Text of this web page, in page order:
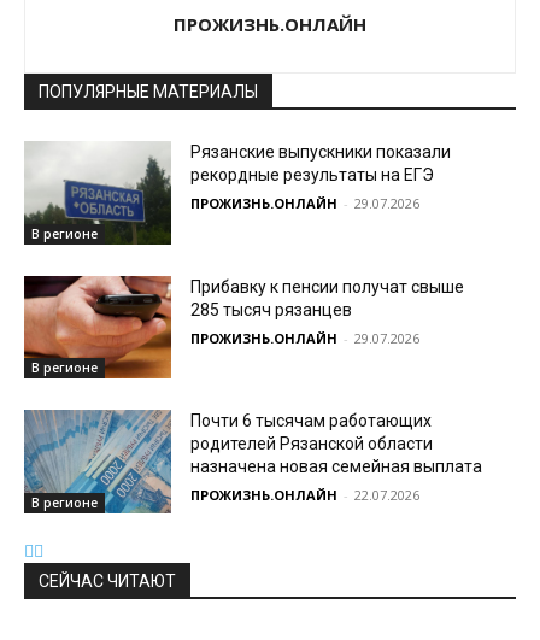
ПРОЖИЗНЬ.ОНЛАЙН
ПОПУЛЯРНЫЕ МАТЕРИАЛЫ
В регионе
Рязанские выпускники показали
рекордные результаты на ЕГЭ
ПРОЖИЗНЬ.ОНЛАЙН - 29.07.2026
В регионе
Прибавку к пенсии получат свыше
285 тысяч рязанцев
ПРОЖИЗНЬ.ОНЛАЙН - 29.07.2026
В регионе
Почти 6 тысячам работающих
родителей Рязанской области
назначена новая семейная выплата
ПРОЖИЗНЬ.ОНЛАЙН - 22.07.2026
СЕЙЧАС ЧИТАЮТ